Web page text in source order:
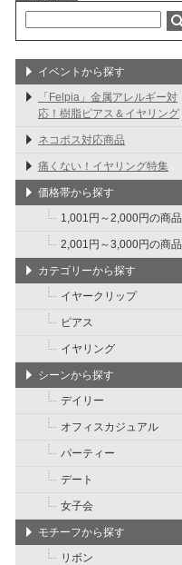
イベントから探す
「Felpia」金属アレルギー対
応！樹脂ピアス＆イヤリング
ネコポス対応商品
痛くない！イヤリング特集
価格帯から探す
1,001円～2,000円の商品
2,001円～3,000円の商品
カテゴリーから探す
イヤークリップ
ピアス
イヤリング
シーンから探す
デイリー
オフィスカジュアル
パーティー
デート
女子会
モチーフから探す
リボン